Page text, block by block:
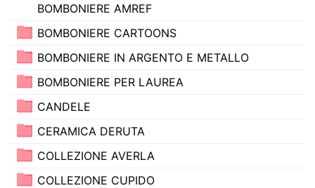
BOMBONIERE AMREF
BOMBONIERE CARTOONS
BOMBONIERE IN ARGENTO E METALLO
BOMBONIERE PER LAUREA
CANDELE
CERAMICA DERUTA
COLLEZIONE AVERLA
COLLEZIONE CUPIDO